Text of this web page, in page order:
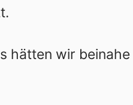
hätten wir